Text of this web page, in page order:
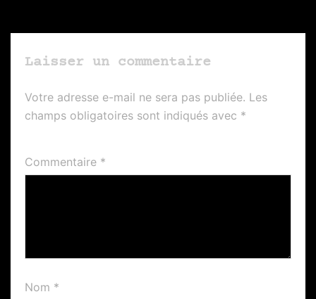
Laisser un commentaire
Votre adresse e-mail ne sera pas publiée. Les
champs obligatoires sont indiqués avec *
Commentaire *
Nom *